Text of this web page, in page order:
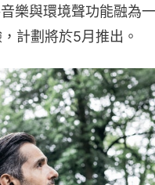
樂與環境聲功能融為
計劃將於5月推出。